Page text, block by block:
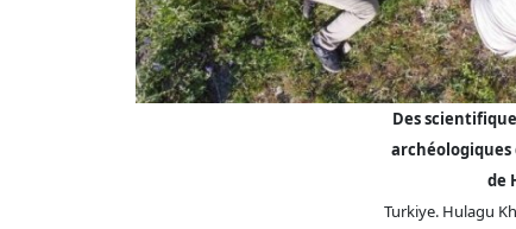
Des
de
Turkiye. Hulagu